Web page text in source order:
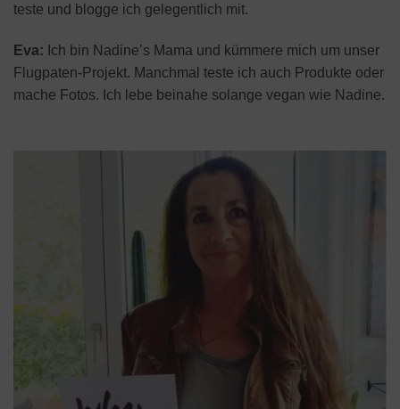
teste und blogge ich gelegentlich mit.
Eva: Ich bin Nadine’s Mama und kümmere mich um unser
Flugpaten-Projekt. Manchmal teste ich auch Produkte oder
mache Fotos. Ich lebe beinahe solange vegan wie Nadine.